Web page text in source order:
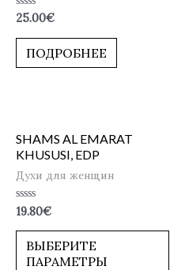
Оценка
из
25.00€
ПОДРОБНЕЕ
SHAMS AL EMARAT
KHUSUSI, EDP
Духи для женщин
Оценка
из
19.80€
ВЫБЕРИТЕ
ПАРАМЕТРЫ